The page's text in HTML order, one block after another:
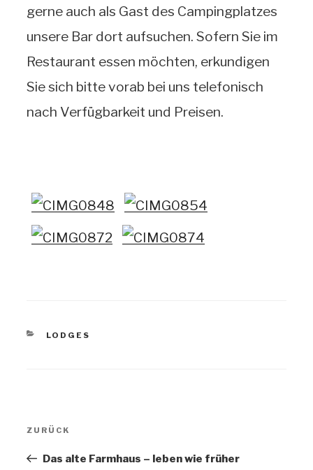
gerne auch als Gast des Campingplatzes
unsere Bar dort aufsuchen. Sofern Sie im
Restaurant essen möchten, erkundigen
Sie sich bitte vorab bei uns telefonisch
nach Verfügbarkeit und Preisen.
KATEGORIEN
LODGES
Vorheriger
Beitrag
ZURÜCK
Das alte Farmhaus – leben wie früher